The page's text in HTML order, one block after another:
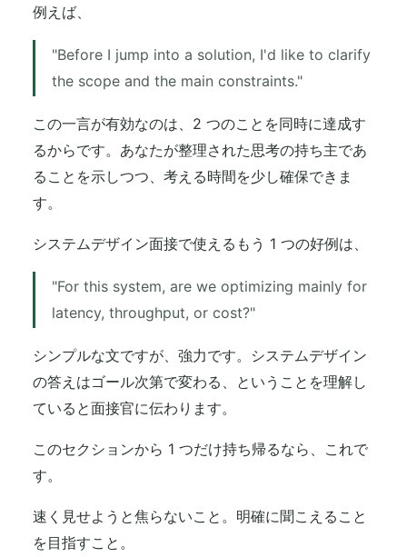
例えば、
"Before I jump into a solution, I'd like to clarify
the scope and the main constraints."
この一言が有効なのは、2 つのことを同時に達成す
るからです。あなたが整理された思考の持ち主であ
ることを示しつつ、考える時間を少し確保できま
す。
システムデザイン面接で使えるもう 1 つの好例は、
"For this system, are we optimizing mainly for
latency, throughput, or cost?"
シンプルな文ですが、強力です。システムデザイン
の答えはゴール次第で変わる、ということを理解し
ていると面接官に伝わります。
このセクションから 1 つだけ持ち帰るなら、これで
す。
速く見せようと焦らないこと。明確に聞こえること
を目指すこと。